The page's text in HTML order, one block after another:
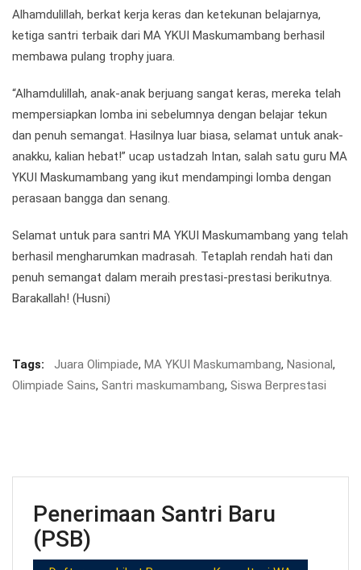
Alhamdulillah, berkat kerja keras dan ketekunan belajarnya,
ketiga santri terbaik dari MA YKUI Maskumambang berhasil
membawa pulang trophy juara.
“Alhamdulillah, anak-anak berjuang sangat keras, mereka telah
mempersiapkan lomba ini sebelumnya dengan belajar tekun
dan penuh semangat. Hasilnya luar biasa, selamat untuk anak-
anakku, kalian hebat!” ucap ustadzah Intan, salah satu guru MA
YKUI Maskumambang yang ikut mendampingi lomba dengan
perasaan bangga dan senang.
Selamat untuk para santri MA YKUI Maskumambang yang telah
berhasil mengharumkan madrasah. Tetaplah rendah hati dan
penuh semangat dalam meraih prestasi-prestasi berikutnya.
Barakallah! (Husni)
Tags: Juara Olimpiade, MA YKUI Maskumambang, Nasional,
Olimpiade Sains, Santri maskumambang, Siswa Berprestasi
Penerimaan Santri Baru
(PSB)